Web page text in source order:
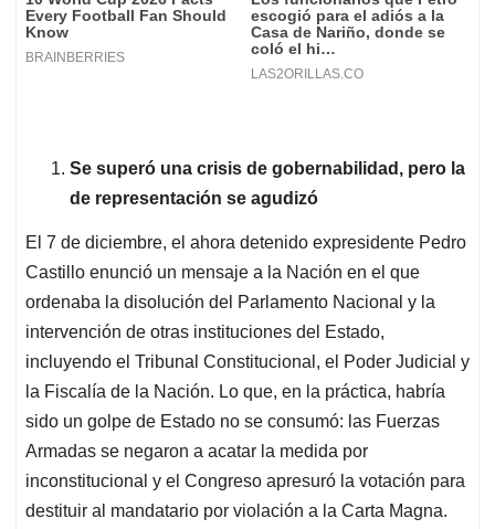
Se superó una crisis de gobernabilidad, pero la
de representación se agudizó
El 7 de diciembre, el ahora detenido expresidente Pedro
Castillo enunció un mensaje a la Nación en el que
ordenaba la disolución del Parlamento Nacional y la
intervención de otras instituciones del Estado,
incluyendo el Tribunal Constitucional, el Poder Judicial y
la Fiscalía de la Nación. Lo que, en la práctica, habría
sido un golpe de Estado no se consumó: las Fuerzas
Armadas se negaron a acatar la medida por
inconstitucional y el Congreso apresuró la votación para
destituir al mandatario por violación a la Carta Magna.